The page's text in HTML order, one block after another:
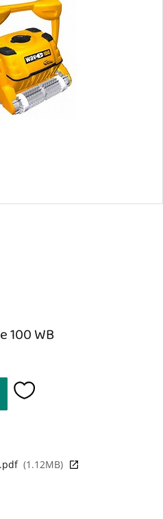
100 WB
Lägg till i favoriter
1.12MB